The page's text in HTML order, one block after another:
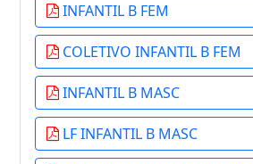
INFANTIL B FEM
COLETIVO INFANTIL B FEM
INFANTIL B MASC
LF INFANTIL B MASC